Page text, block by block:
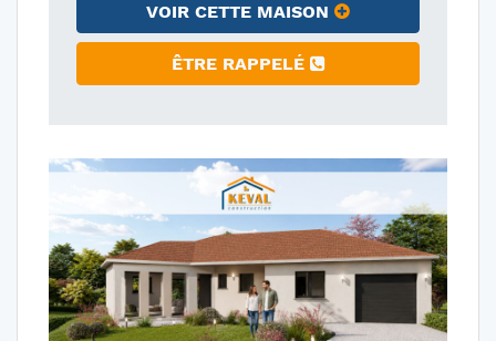
VOIR CETTE MAISON
ÊTRE RAPPELÉ